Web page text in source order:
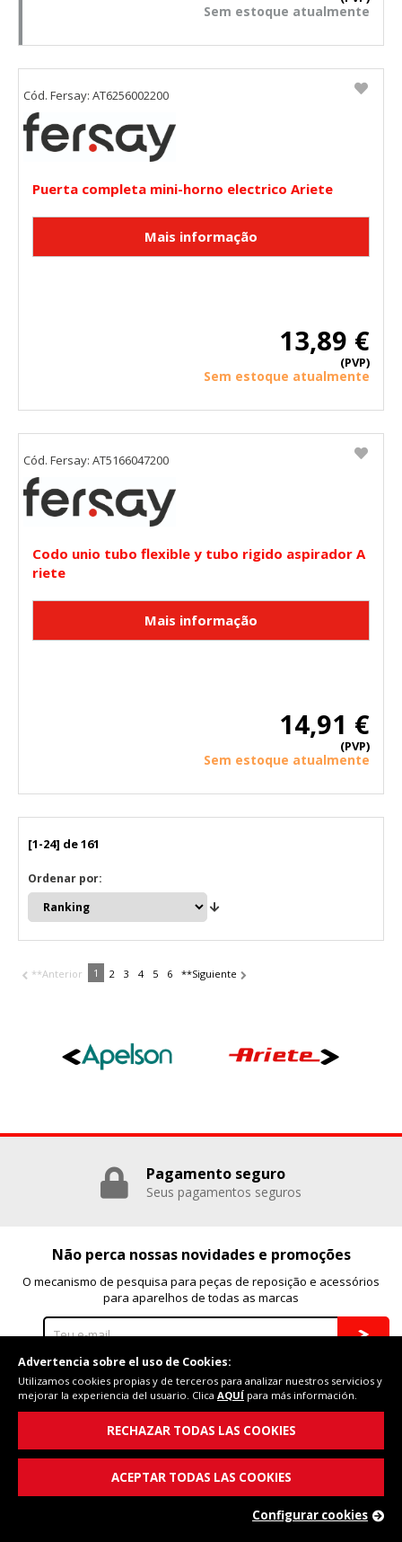
Sem estoque atualmente
Puerta completa mini-horno electrico Ariete
13,89 €
(PVP)
Sem estoque atualmente
Cód. Fersay: AT6256002200
Codo unio tubo flexible y tubo rigido aspirador A
riete
14,91 €
(PVP)
Sem estoque atualmente
Cód. Fersay: AT5166047200
[1-24] de 161
Ordenar por:
**Anterior 1 2 3 4 5 6 **Siguiente
Pagamento seguro
Seus pagamentos seguros
Não perca nossas novidades e promoções
O mecanismo de pesquisa para peças de reposição e acessórios
para aparelhos de todas as marcas
Eu li e aceito opolítica de privacidade
Ajuda na compra
Condições gerais
Política de cookies
Política de privacidade
Advertencia sobre el uso de Cookies:
Utilizamos cookies propias y de terceros para analizar nuestros servicios y
mejorar la experiencia del usuario. Clica AQUÍ para más información.
RECHAZAR TODAS LAS COOKIES
ACEPTAR TODAS LAS COOKIES
Configurar cookies